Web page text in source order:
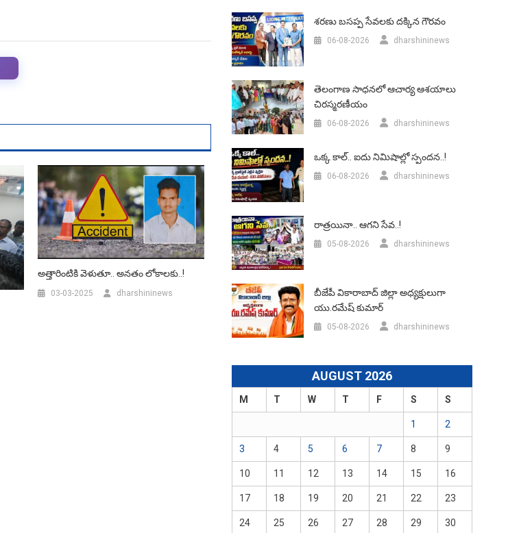
అత్తారింటికి వెళుతూ.. అనతం లోకాలకు..!
03-03-2025 dharshininews
శరణు బసప్ప సేవలకు దక్కిన గౌరవం
06-08-2026 dharshininews
తెలంగాణ సాధనలో ఆచార్య ఆశయాలు
చిరస్మరణీయం
06-08-2026 dharshininews
ఒక్క కాల్.. ఐదు నిమిషాల్లో స్పందన..!
06-08-2026 dharshininews
రాత్రయినా.. ఆగని సేవ..!
05-08-2026 dharshininews
బీజేపీ వికారాబాద్‌ జిల్లా అధ్యక్షులుగా
యు.రమేష్‌ కుమార్
05-08-2026 dharshininews
AUGUST 2026
M T W T F S S
1 2
3 4 5 6 7 8 9
10 11 12 13 14 15 16
17 18 19 20 21 22 23
24 25 26 27 28 29 30